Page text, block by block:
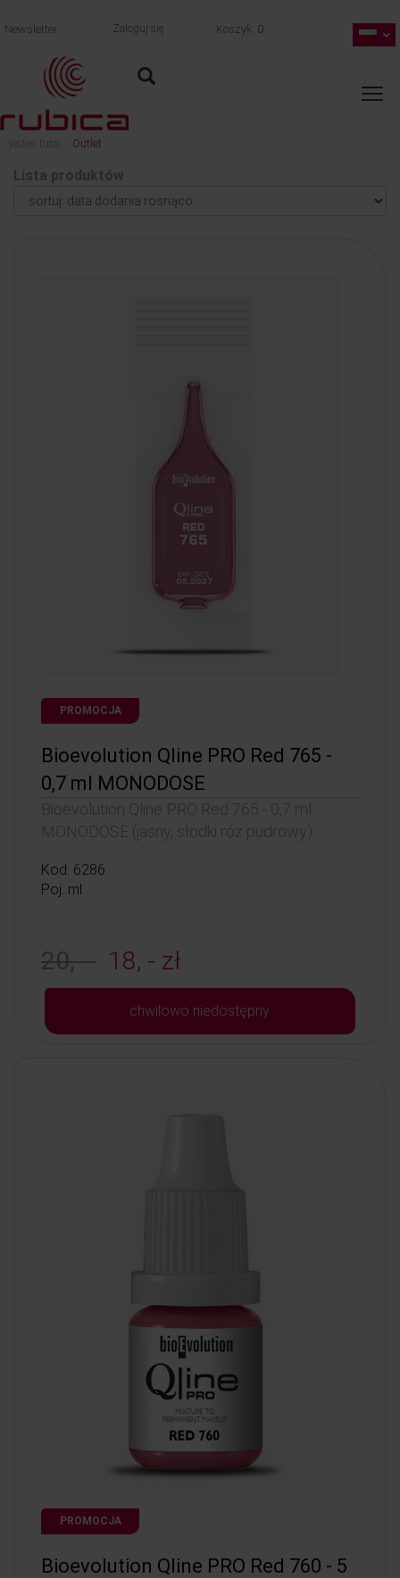
Newsletter Zaloguj się Koszyk 0
jesteś tutaj: Outlet
Lista produktów
PROMOCJA
Bioevolution Qline PRO Red 765 -
0,7 ml MONODOSE
Bioevolution Qline PRO Red 765 - 0,7 ml
MONODOSE (jasny, słodki róż pudrowy)
Kod: 6286
Poj: ml
20, - 18, - zł
chwilowo niedostępny
PROMOCJA
Bioevolution Qline PRO Red 760 - 5